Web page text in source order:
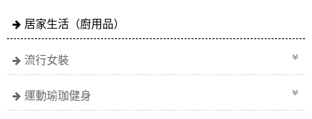
居家生活（廚用品）
流行女裝
運動瑜珈健身